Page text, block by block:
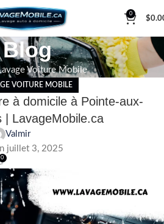
0
$
Blog
Voiture Mobile
VOITURE MOBILE
à domicile à Pointe-aux-
| LavageMobile.ca
Valmir
juillet 3, 2025
0